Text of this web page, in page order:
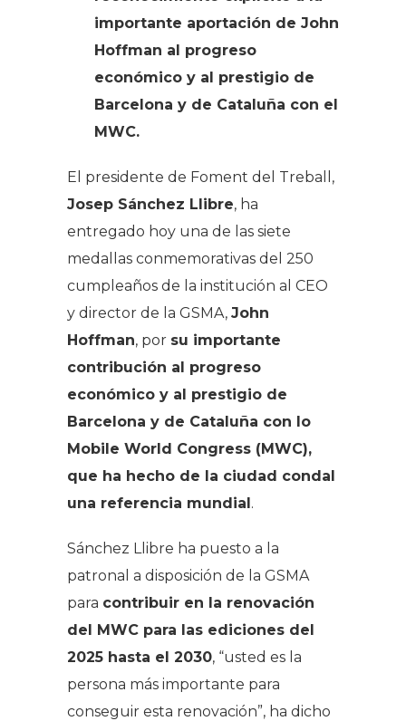
importante aportación de John
Hoffman al progreso
económico y al prestigio de
Barcelona y de Cataluña con el
MWC.
El presidente de Foment del Treball,
Josep Sánchez Llibre, ha
entregado hoy una de las siete
medallas conmemorativas del 250
cumpleaños de la institución al CEO
y director de la GSMA, John
Hoffman, por su importante
contribución al progreso
económico y al prestigio de
Barcelona y de Cataluña con lo
Mobile World Congress (MWC),
que ha hecho de la ciudad condal
una referencia mundial.
Sánchez Llibre ha puesto a la
patronal a disposición de la GSMA
para contribuir en la renovación
del MWC para las ediciones del
2025 hasta el 2030, “usted es la
persona más importante para
conseguir esta renovación”, ha dicho